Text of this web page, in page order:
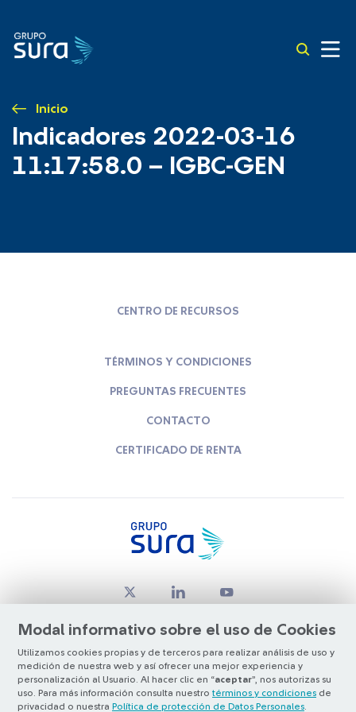
Inicio
Indicadores 2022-03-16
11:17:58.0 – IGBC-GEN
Modal informativo sobre el uso de Cookies
Utilizamos cookies propias y de terceros para realizar análisis de uso y
medición de nuestra web y así ofrecer una mejor experiencia y
personalización al Usuario. Al hacer clic en “aceptar”, nos autorizas su
uso. Para más información consulta nuestro términos y condiciones de
privacidad o nuestra Política de protección de Datos Personales
CENTRO DE RECURSOS
TÉRMINOS Y CONDICIONES
PREGUNTAS FRECUENTES
CONTACTO
CERTIFICADO DE RENTA
© Copyright Grupo SURA 2026